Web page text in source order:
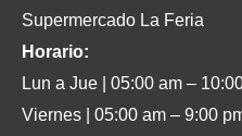
Supermercado La Feria
Horario:
Lun a Jue | 05:00 am –
Viernes | 05:00 am – 9:00